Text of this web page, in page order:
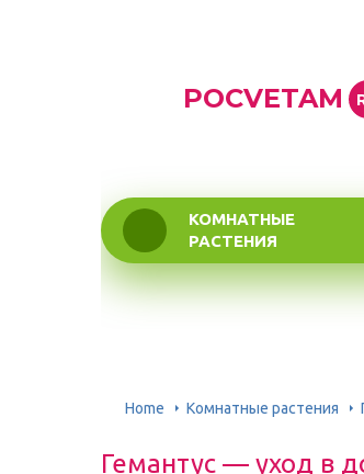
POCVETAM
КОМНАТНЫЕ
РАСТЕНИЯ
Home Комнатные растения
Гемантус — уход в